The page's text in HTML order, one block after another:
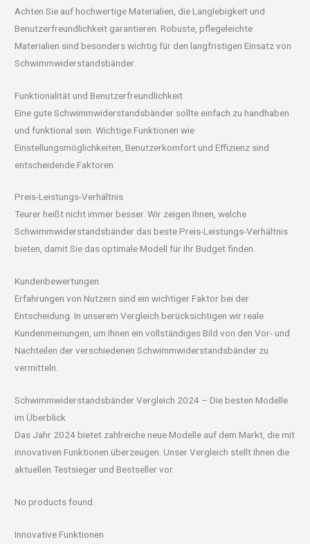
Achten Sie auf hochwertige Materialien, die Langlebigkeit und
Benutzerfreundlichkeit garantieren. Robuste, pflegeleichte
Materialien sind besonders wichtig für den langfristigen Einsatz von
Schwimmwiderstandsbänder.
Funktionalität und Benutzerfreundlichkeit
Eine gute Schwimmwiderstandsbänder sollte einfach zu handhaben
und funktional sein. Wichtige Funktionen wie
Einstellungsmöglichkeiten, Benutzerkomfort und Effizienz sind
entscheidende Faktoren.
Preis-Leistungs-Verhältnis
Teurer heißt nicht immer besser. Wir zeigen Ihnen, welche
Schwimmwiderstandsbänder das beste Preis-Leistungs-Verhältnis
bieten, damit Sie das optimale Modell für Ihr Budget finden.
Kundenbewertungen
Erfahrungen von Nutzern sind ein wichtiger Faktor bei der
Entscheidung. In unserem Vergleich berücksichtigen wir reale
Kundenmeinungen, um Ihnen ein vollständiges Bild von den Vor- und
Nachteilen der verschiedenen Schwimmwiderstandsbänder zu
vermitteln.
Schwimmwiderstandsbänder Vergleich 2024 – Die besten Modelle
im Überblick
Das Jahr 2024 bietet zahlreiche neue Modelle auf dem Markt, die mit
innovativen Funktionen überzeugen. Unser Vergleich stellt Ihnen die
aktuellen Testsieger und Bestseller vor.
No products found.
Innovative Funktionen